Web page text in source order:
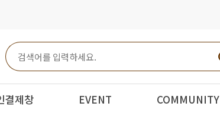
결제창 EVENT COMMUNITY